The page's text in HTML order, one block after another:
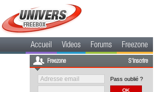
Accueil Videos Forums Freezone
Freezone S'inscrire
Pass oublié ?